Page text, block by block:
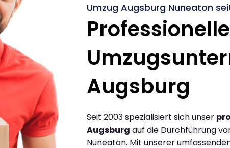
Umzug Augsburg Nuneaton
Augsburg
Seit 2003 spezialisiert sich unser
Augsburg auf die Durchführung
Nuneaton. Mit unserer